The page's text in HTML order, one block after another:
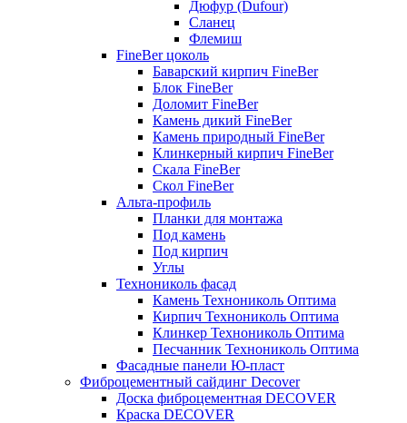
Дюфур (Dufour)
Сланец
Флемиш
FineBer цоколь
Баварский кирпич FineBer
Блок FineBer
Доломит FineBer
Камень дикий FineBer
Камень природный FineBer
Клинкерный кирпич FineBer
Скала FineBer
Скол FineBer
Альта-профиль
Планки для монтажа
Под камень
Под кирпич
Углы
Технониколь фасад
Камень Технониколь Оптима
Кирпич Технониколь Оптима
Клинкер Технониколь Оптима
Песчанник Технониколь Оптима
Фасадные панели Ю-пласт
Фиброцементный сайдинг Decover
Доска фиброцементная DECOVER
Краска DECOVER